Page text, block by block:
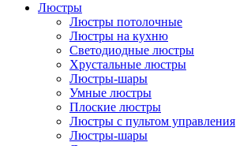
Люстры
Люстры потолочные
Люстры на кухню
Светодиодные люстры
Хрустальные люстры
Люстры-шары
Умные люстры
Плоские люстры
Люстры с пультом управления
Люстры-шары